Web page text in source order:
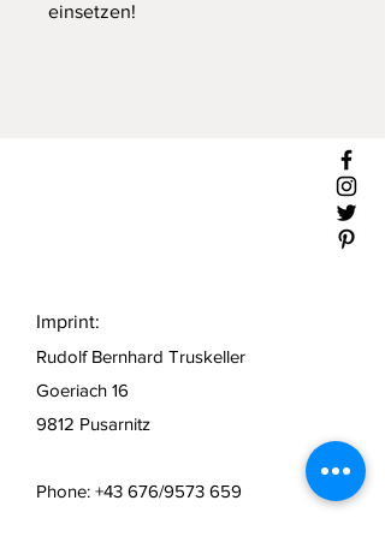
einsetzen!
Imprint:
Rudolf Bernhard Truskeller
Goeriach 16
9812 Pusarnitz
Phone: +43 676/9573 659